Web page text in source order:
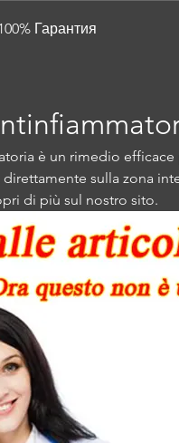
Гарантия
è un rimedio
sulla zona
di più sul nostro sito.